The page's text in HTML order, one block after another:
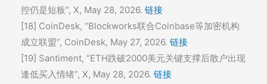
控仍是短板”, X, May 28, 2026. 链接
[18] CoinDesk, “Blockworks联合Coinbase等加密机构
成立联盟”, CoinDesk, May 27, 2026. 链接
[19] Santiment, “ETH跌破2000美元关键支撑后散户出现
逢低买入情绪”, X, May 28, 2026. 链接